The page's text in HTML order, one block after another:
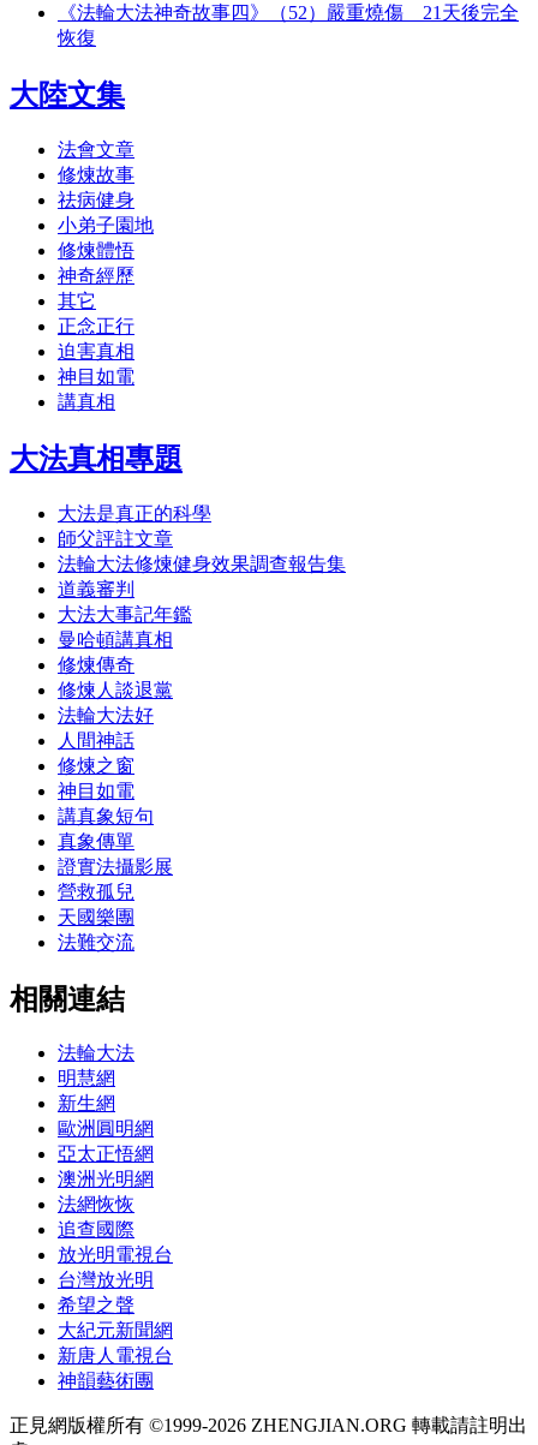
《法輪大法神奇故事四》（52）嚴重燒傷 21天後完全
恢復
大陸文集
法會文章
修煉故事
祛病健身
小弟子園地
修煉體悟
神奇經歷
其它
正念正行
迫害真相
神目如電
講真相
大法真相專題
大法是真正的科學
師父評註文章
法輪大法修煉健身效果調查報告集
道義審判
大法大事記年鑑
曼哈頓講真相
修煉傳奇
修煉人談退黨
法輪大法好
人間神話
修煉之窗
神目如電
講真象短句
真象傳單
證實法攝影展
營救孤兒
天國樂團
法難交流
相關連結
法輪大法
明慧網
新生網
歐洲圓明網
亞太正悟網
澳洲光明網
法網恢恢
追查國際
放光明電視台
台灣放光明
希望之聲
大紀元新聞網
新唐人電視台
神韻藝術團
正見網版權所有 ©1999-2026 ZHENGJIAN.ORG 轉載請註明出